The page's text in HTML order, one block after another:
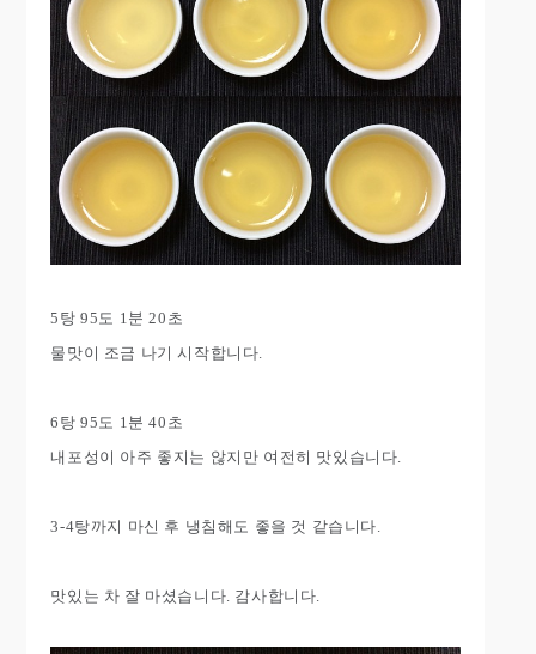
5탕 95도 1분 20초
물맛이 조금 나기 시작합니다.
6탕 95도 1분 40초
내포성이 아주 좋지는 않지만 여전히 맛있습니다.
3-4탕까지 마신 후 냉침해도 좋을 것 같습니다.
맛있는 차 잘 마셨습니다. 감사합니다.